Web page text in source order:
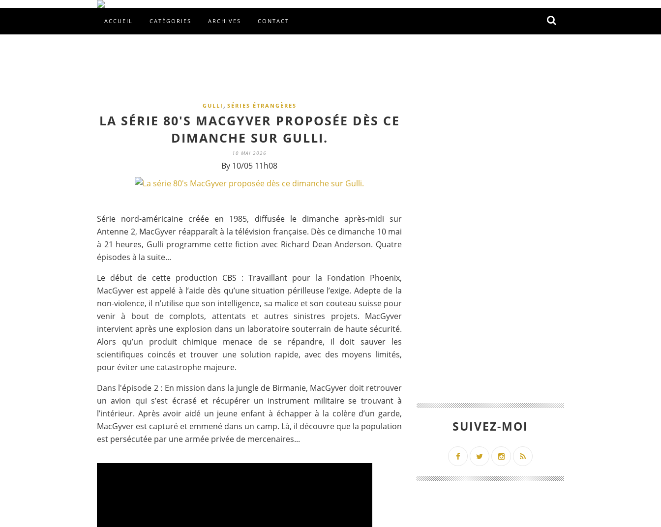
ACCUEIL CATÉGORIES ARCHIVES CONTACT
GULLI , SÉRIES ÉTRANGÈRES
LA SÉRIE 80'S MACGYVER PROPOSÉE DÈS CE
DIMANCHE SUR GULLI.
10 MAI 2026
By 10/05 11h08
Série nord-américaine créée en 1985, diffusée le dimanche après-midi sur
Antenne 2, MacGyver réapparaît à la télévision française. Dès ce dimanche 10 mai
à 21 heures, Gulli programme cette fiction avec Richard Dean Anderson. Quatre
épisodes à la suite...
Le début de cette production CBS : Travaillant pour la Fondation Phoenix,
MacGyver est appelé à l’aide dès qu’une situation périlleuse l’exige. Adepte de la
non-violence, il n’utilise que son intelligence, sa malice et son couteau suisse pour
venir à bout de complots, attentats et autres sinistres projets. MacGyver
intervient après une explosion dans un laboratoire souterrain de haute sécurité.
Alors qu’un produit chimique menace de se répandre, il doit sauver les
scientifiques coincés et trouver une solution rapide, avec des moyens limités,
pour éviter une catastrophe majeure.
Dans l'épisode 2 : En mission dans la jungle de Birmanie, MacGyver doit retrouver
un avion qui s’est écrasé et récupérer un instrument militaire se trouvant à
l’intérieur. Après avoir aidé un jeune enfant à échapper à la colère d’un garde,
MacGyver est capturé et emmené dans un camp. Là, il découvre que la population
est persécutée par une armée privée de mercenaires...
SUIVEZ-MOI